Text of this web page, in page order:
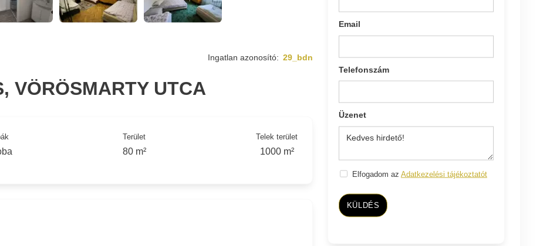
Email
Telefonszám
Üzenet
Elfogadom az Adatkezelési tájékoztatót
KÜLDÉS
Ingatlan azonosító: 29_bdn
VÖRÖSMARTY UTCA
Terület
80 m²
Telek terület
1000 m²